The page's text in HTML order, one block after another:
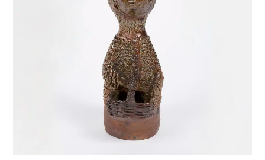
CÉRAMIQUE DU QUOTIDIEN
COUPES ET PLATS
DIVERS
PERSONNAGES
PIÈCES A MAIN ET CENDRIERS
PLANTES
SCÈNES DE LA VIE
SCULPTURE ABSTRAITE
VASES
VASES SCULPTURES